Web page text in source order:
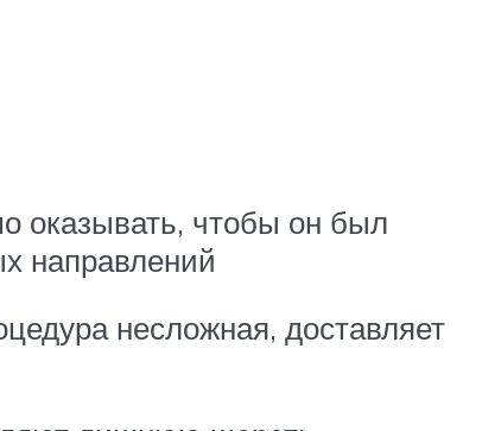
оказывать, чтобы он был
направлений
несложная, доставляет